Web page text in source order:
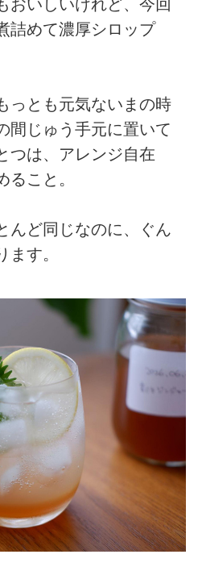
おいしいけれど、今回
詰めて濃厚シロップ
っとも元気ないまの時
間じゅう手元に置いて
つは、アレンジ自在
ること。
んど同じなのに、ぐん
ます。